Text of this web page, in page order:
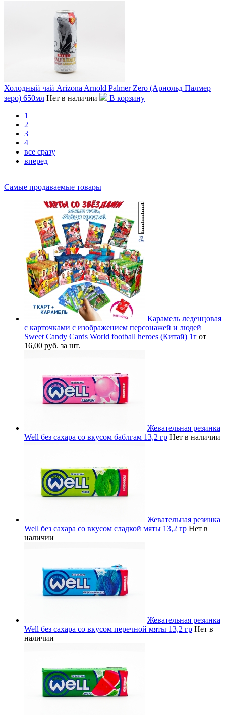
Холодный чай Arizona Arnold Palmer Zero (Арнольд Палмер
зеро) 650мл Нет в наличии
В корзину
1
2
3
4
все сразу
вперед
Самые продаваемые товары
Карамель леденцовая
с карточками с изображением персонажей и людей
Sweet Candy Cards World football heroes (Китай) 1г от
16,00 руб. за шт.
Жевательная резинка
Well без сахара со вкусом баблгам 13,2 гр Нет в наличии
Жевательная резинка
Well без сахара со вкусом сладкой мяты 13,2 гр Нет в
наличии
Жевательная резинка
Well без сахара со вкусом перечной мяты 13,2 гр Нет в
наличии